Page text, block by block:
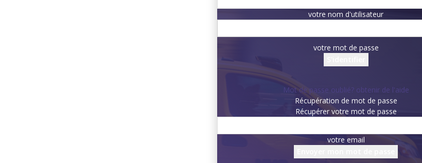
votre nom d'utilisateur
votre mot de passe
Mot de passe oublié? obtenir de l'aide
Récupération de mot de passe
Récupérer votre mot de passe
votre email